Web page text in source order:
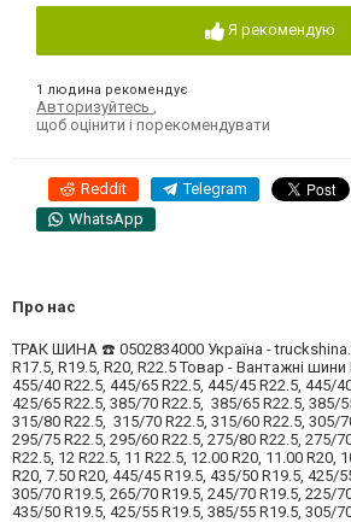
Я рекомендую
1 людина рекомендує
Авторизуйтесь
щоб оцінити і порекомендувати
Reddit Telegram
WhatsApp
Про нас
ТРАК ШИНА ☎️ 0502834000 Україна -
R17.5, R19.5, R20, R22.5 Товар - Вантажні шини
455/40 R22.5, 445/65 R22.5, 445/45 R22.5, 445/
425/65 R22.5, 385/70 R22.5, 385/65 R22.5, 385/
315/80 R22.5, 315/70 R22.5, 315/60 R22.5, 305/
295/75 R22.5, 295/60 R22.5, 275/80 R22.5, 275/
R22.5, 12 R22.5, 11 R22.5, 12.00 R20, 11.00 R20,
R20, 7.50 R20, 445/45 R19.5, 435/50 R19.5, 425/
305/70 R19.5, 265/70 R19.5, 245/70 R19.5, 225/
435/50 R19.5, 425/55 R19.5, 385/55 R19.5, 305/